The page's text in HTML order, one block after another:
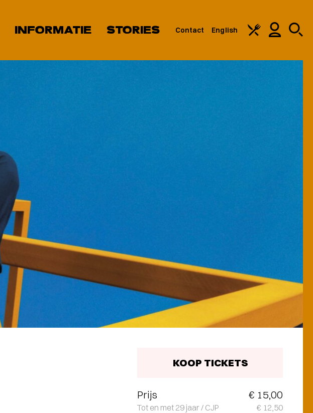
INFORMATIE STORIES Contact English
KOOP TICKETS
Prijs € 15,00
Tot en met 29 jaar / CJP € 12,50